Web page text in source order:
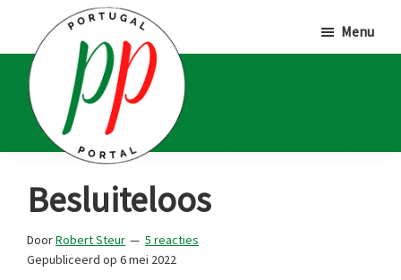
hoofd
inhoud
eerste
sidebar
voettekst
Portal
Portugalliefhebbers
en
-
Menu
Besluiteloos
DoorRobert Steur
5 reacties
Gepubliceerd op 6 mei 2022